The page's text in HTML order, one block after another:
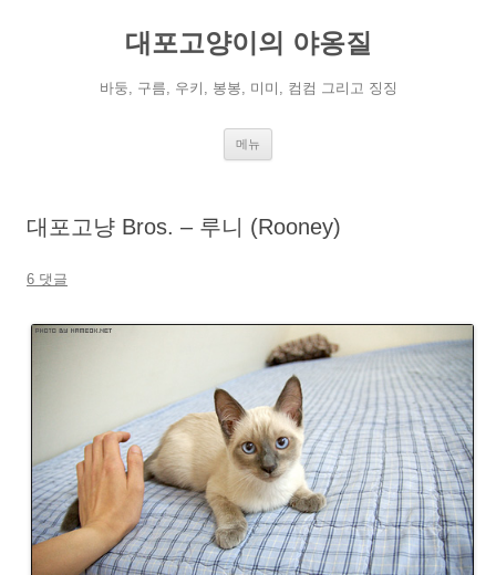
대포고양이의 야옹질
바둥, 구름, 우키, 봉봉, 미미, 컴컴 그리고 징징
메뉴
대포고냥 Bros. – 루니 (Rooney)
6 댓글